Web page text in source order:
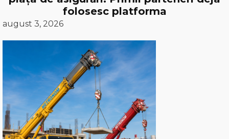
folosesc platforma
august 3, 2026